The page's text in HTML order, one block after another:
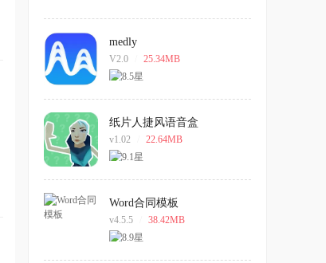
medly
V2.0 25.34MB
纸片人捷风语音盒
v1.02 22.64MB
Word合同模板
v4.5.5 38.42MB